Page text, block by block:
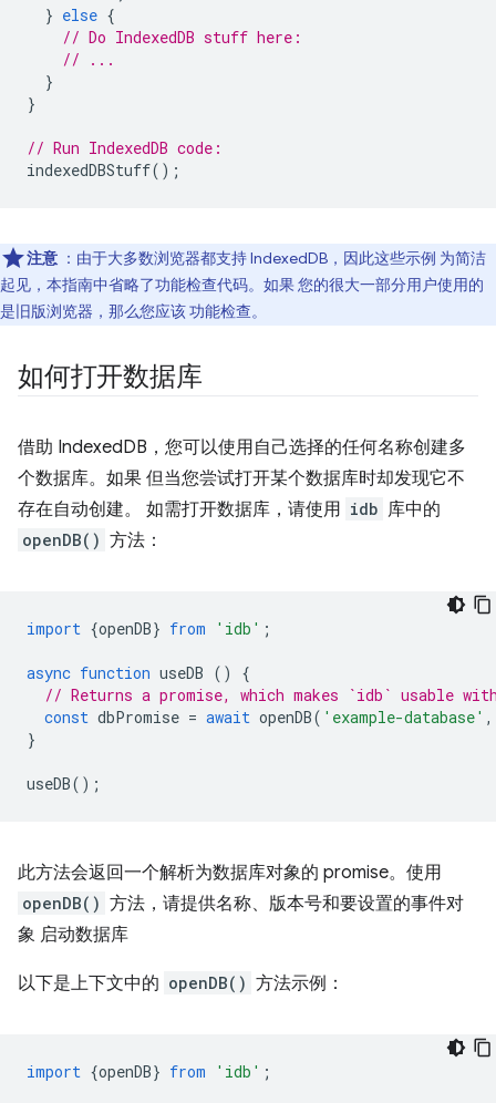
} else {
// Do IndexedDB stuff here:
// ...
}
}
// Run IndexedDB code:
indexedDBStuff();
注意 ：由于大多数浏览器都支持 IndexedDB，因此这些示例 为简洁
起见，本指南中省略了功能检查代码。如果 您的很大一部分用户使用的
是旧版浏览器，那么您应该 功能检查。
如何打开数据库
借助 IndexedDB，您可以使用自己选择的任何名称创建多
个数据库。如果 但当您尝试打开某个数据库时却发现它不
存在自动创建。 如需打开数据库，请使用 idb 库中的
openDB() 方法：
import {openDB} from 'idb' ;
async function useDB ()
{
// Returns a promise, which makes `idb` usable
const dbPromise = await openDB( 'example-database' ,
}
useDB();
此方法会返回一个解析为数据库对象的 promise。使用
openDB() 方法，请提供名称、版本号和要设置的事件对
象 启动数据库
以下是上下文中的 openDB() 方法示例：
import {openDB} from 'idb' ;